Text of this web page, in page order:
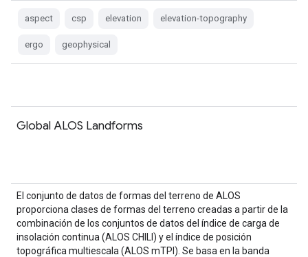
aspect csp elevation elevation-topography
ergo geophysical
Global ALOS Landforms
El conjunto de datos de formas del terreno de ALOS
proporciona clases de formas del terreno creadas a partir de la
combinación de los conjuntos de datos del índice de carga de
insolación continua (ALOS CHILI) y el índice de posición
topográfica multiescala (ALOS mTPI). Se basa en la banda